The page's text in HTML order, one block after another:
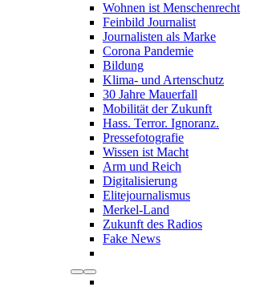
Wohnen ist Menschenrecht
Feinbild Journalist
Journalisten als Marke
Corona Pandemie
Bildung
Klima- und Artenschutz
30 Jahre Mauerfall
Mobilität der Zukunft
Hass. Terror. Ignoranz.
Pressefotografie
Wissen ist Macht
Arm und Reich
Digitalisierung
Elitejournalismus
Merkel-Land
Zukunft des Radios
Fake News